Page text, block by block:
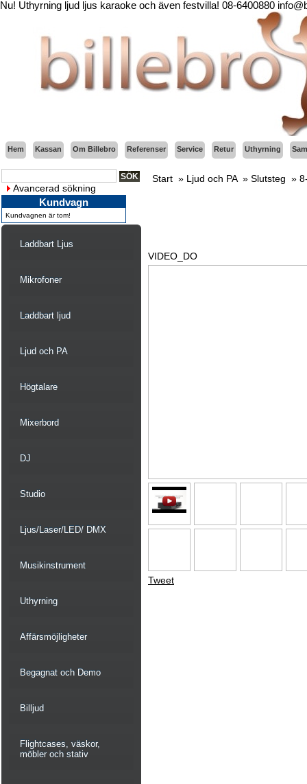
Nu! Uthyrning ljud ljus karaoke och även festvilla! 08-6400880
Hem Kassan Om Billebro Referenser Service Retur Uthyrning
Avancerad sökning
Kundvagn
Kundvagnen är tom!
Laddbart Ljus
Mikrofoner
Laddbart ljud
Ljud och PA
Högtalare
Mixerbord
DJ
Studio
Ljus/Laser/LED/ DMX
Musikinstrument
Uthyrning
Affärsmöjligheter
Begagnat och Demo
Billjud
Flightcases, väskor,
möbler och stativ
Start » Ljud och PA» Slutsteg »
VIDEO_DO
Tweet